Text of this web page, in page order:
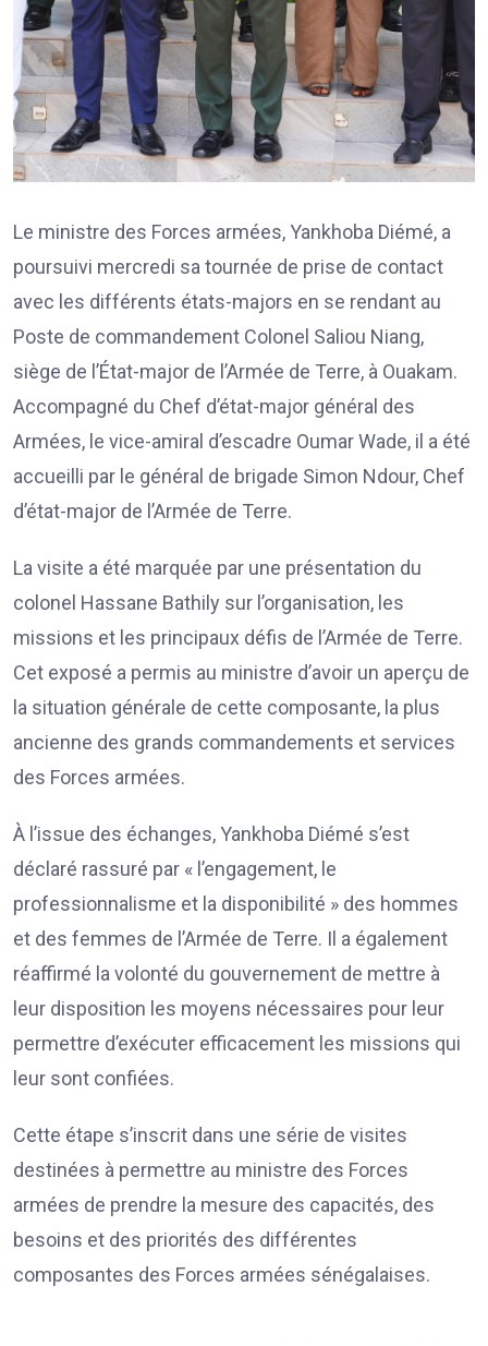
Le ministre des Forces armées, Yankhoba Diémé, a
poursuivi mercredi sa tournée de prise de contact
avec les différents états-majors en se rendant au
Poste de commandement Colonel Saliou Niang,
siège de l’État-major de l’Armée de Terre, à Ouakam.
Accompagné du Chef d’état-major général des
Armées, le vice-amiral d’escadre Oumar Wade, il a été
accueilli par le général de brigade Simon Ndour, Chef
d’état-major de l’Armée de Terre.
La visite a été marquée par une présentation du
colonel Hassane Bathily sur l’organisation, les
missions et les principaux défis de l’Armée de Terre.
Cet exposé a permis au ministre d’avoir un aperçu de
la situation générale de cette composante, la plus
ancienne des grands commandements et services
des Forces armées.
À l’issue des échanges, Yankhoba Diémé s’est
déclaré rassuré par « l’engagement, le
professionnalisme et la disponibilité » des hommes
et des femmes de l’Armée de Terre. Il a également
réaffirmé la volonté du gouvernement de mettre à
leur disposition les moyens nécessaires pour leur
permettre d’exécuter efficacement les missions qui
leur sont confiées.
Cette étape s’inscrit dans une série de visites
destinées à permettre au ministre des Forces
armées de prendre la mesure des capacités, des
besoins et des priorités des différentes
composantes des Forces armées sénégalaises.